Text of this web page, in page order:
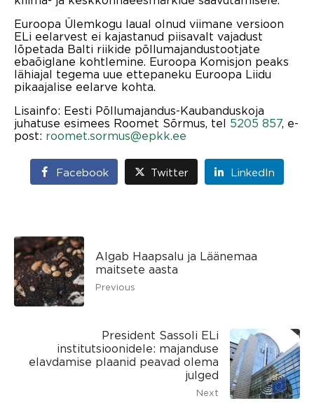
Euroopa Ülemkogu laual olnud viimane versioon
ELi eelarvest ei kajastanud piisavalt vajadust
lõpetada Balti riikide põllumajandustootjate
ebaõiglane kohtlemine. Euroopa Komisjon peaks
lähiajal tegema uue ettepaneku Euroopa Liidu
pikaajalise eelarve kohta.
Lisainfo: Eesti Põllumajandus-Kaubanduskoja
juhatuse esimees Roomet Sõrmus, tel 5205 857, e-
post: roomet.sormus@epkk.ee
Facebook Twitter LinkedIn
Algab Haapsalu ja Läänemaa
maitsete aasta
Previous
President Sassoli ELi
institutsioonidele: majanduse
elavdamise plaanid peavad olema
julged
Next